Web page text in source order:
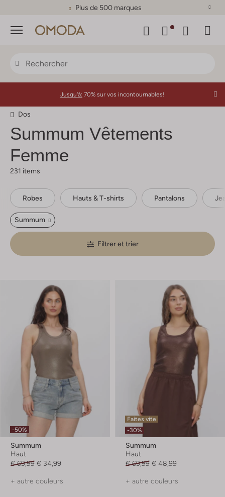
Plus de 500 marques
Menu
Jusqu'à: 70% sur vos incontournables!
Dos
Summum Vêtements
Femme
231 items
Robes Hauts & T-shirts Pantalons
Summum
Filtrer et trier
-50%
Summum
Haut
€ 69,99 € 34,99
+ autre couleurs
Faites vite
-30%
Summum
Haut
€ 69,99 € 48,99
+ autre couleurs